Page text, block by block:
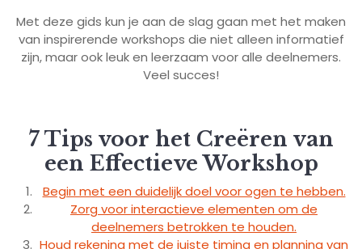
Met deze gids kun je aan de slag gaan met het maken
van inspirerende workshops die niet alleen informatief
zijn, maar ook leuk en leerzaam voor alle deelnemers.
Veel succes!
7 Tips voor het Creëren van
een Effectieve Workshop
Begin met een duidelijk doel voor ogen te hebben.
Zorg voor interactieve elementen om de
deelnemers betrokken te houden.
Houd rekening met de juiste timing en planning van